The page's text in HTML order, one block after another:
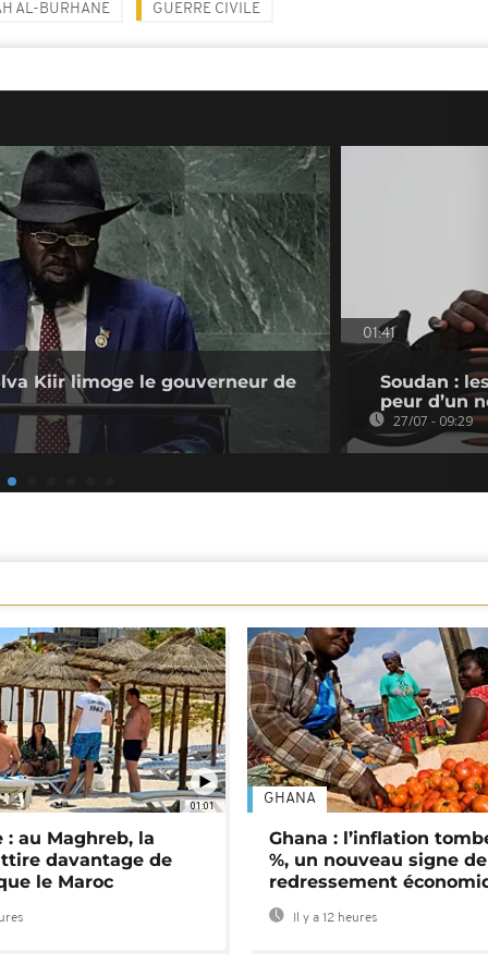
AL-BURHANE GUERRE CIVILE
Kiir limoge le gouverneur de
01:41
Soudan :
peur d’un
27/07 - 09:29
01:01
: au Maghreb, la
davantage de
le Maroc
GHANA
Ghana : l’inflation
%, un nouveau signe de
redressement
Il y a 12 heures